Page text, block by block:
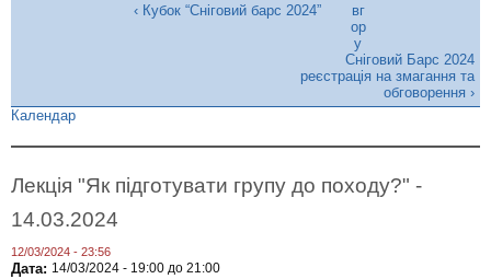
‹ Кубок “Сніговий барс 2024”
вг
ор
у
Сніговий Барс 2024
реєстрація на змагання та
обговорення ›
Календар
Лекція "Як підготувати групу до походу?" -
14.03.2024
12/03/2024 - 23:56
Дата: 14/03/2024 - 19:00 до 21:00